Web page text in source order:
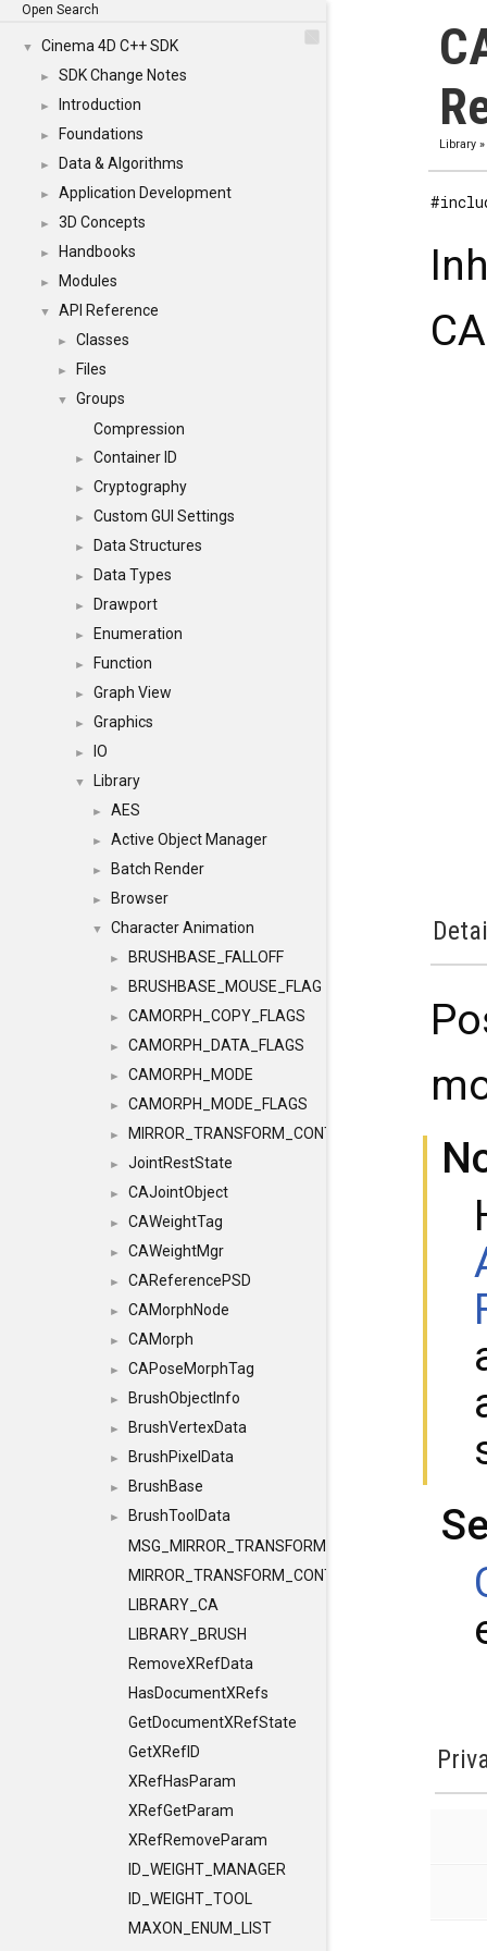
Open Search
▼ Cinema 4D C++ SDK
► SDK Change Notes
► Introduction
► Foundations
► Data & Algorithms
► Application Development
► 3D Concepts
► Handbooks
► Modules
▼ API Reference
► Classes
► Files
▼
Groups
Compression
► Container ID
► Cryptography
► Custom GUI Settings
► Data Structures
► Data Types
► Drawport
► Enumeration
► Function
► Graph View
► Graphics
► IO
▼ Library
► AES
► Active Object Manager
► Batch Render
► Browser
▼ Character Animation
► BRUSHBASE_FALLOFF
► BRUSHBASE_MOUSE_FLAG
► CAMORPH_COPY_FLAGS
► CAMORPH_DATA_FLAGS
► CAMORPH_MODE
► CAMORPH_MODE_FLAGS
► MIRROR_TRANSFORM_CONTAINER
► JointRestState
► CAJointObject
► CAWeightTag
► CAWeightMgr
► CAReferencePSD
► CAMorphNode
► CAMorph
► CAPoseMorphTag
► BrushObjectInfo
► BrushVertexData
► BrushPixelData
► BrushBase
►
BrushToolData
MSG_MIRROR_TRANSFORM
MIRROR_TRANSFORM_CONTAINER
LIBRARY_CA
LIBRARY_BRUSH
RemoveXRefData
HasDocumentXRefs
GetDocumentXRefState
GetXRefID
XRefHasParam
XRefGetParam
XRefRemoveParam
ID_WEIGHT_MANAGER
ID_WEIGHT_TOOL
MAXON_ENUM_LIST
Library